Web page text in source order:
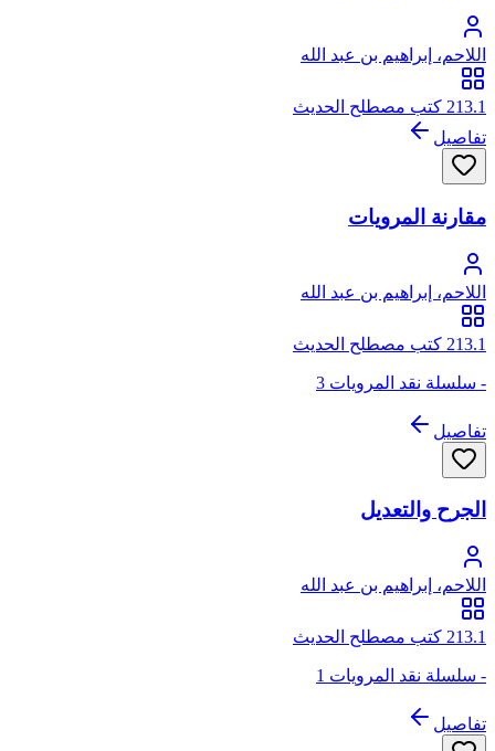
اللاحم، إبراهيم بن عبد الله
213.1 كتب مصطلح الحديث
تفاصيل
مقارنة المرويات
اللاحم، إبراهيم بن عبد الله
213.1 كتب مصطلح الحديث
- سلسلة نقد المرويات 3
تفاصيل
الجرح والتعديل
اللاحم، إبراهيم بن عبد الله
213.1 كتب مصطلح الحديث
- سلسلة نقد المرويات 1
تفاصيل